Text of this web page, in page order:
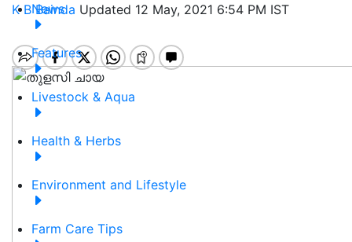
News
Features
Livestock & Aqua
Health & Herbs
Environment and Lifestyle
Farm Care Tips
K B Bainda Updated 12 May, 2021 6:54 PM IST